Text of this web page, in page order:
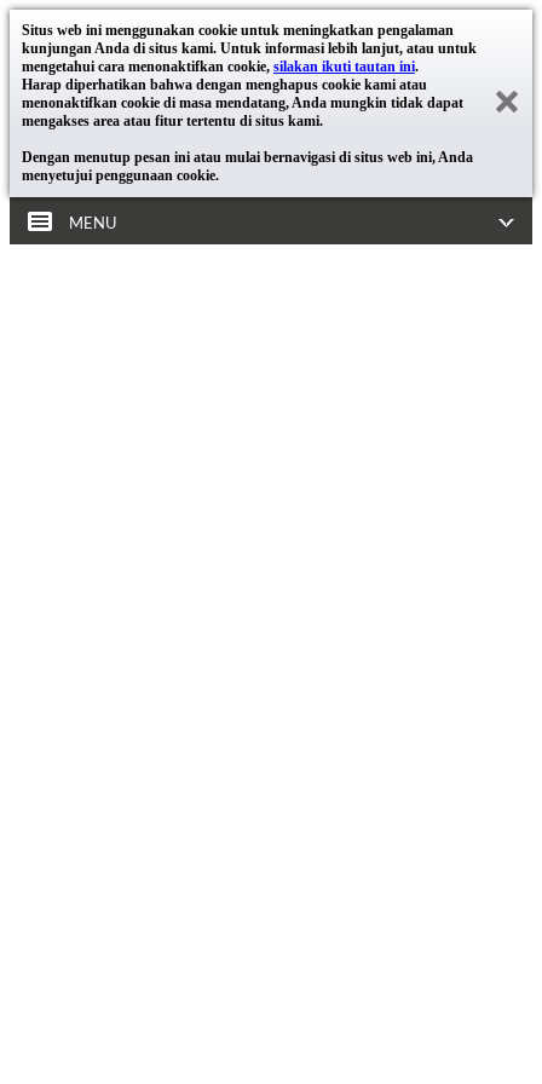
Situs web ini menggunakan cookie untuk meningkatkan pengalaman
kunjungan Anda di situs kami. Untuk informasi lebih lanjut, atau untuk
mengetahui cara menonaktifkan cookie, silakan ikuti tautan ini.
Harap diperhatikan bahwa dengan menghapus cookie kami atau
menonaktifkan cookie di masa mendatang, Anda mungkin tidak dapat
mengakses area atau fitur tertentu di situs kami.
Dengan menutup pesan ini atau mulai bernavigasi di situs web ini, Anda
menyetujui penggunaan cookie.
MENU